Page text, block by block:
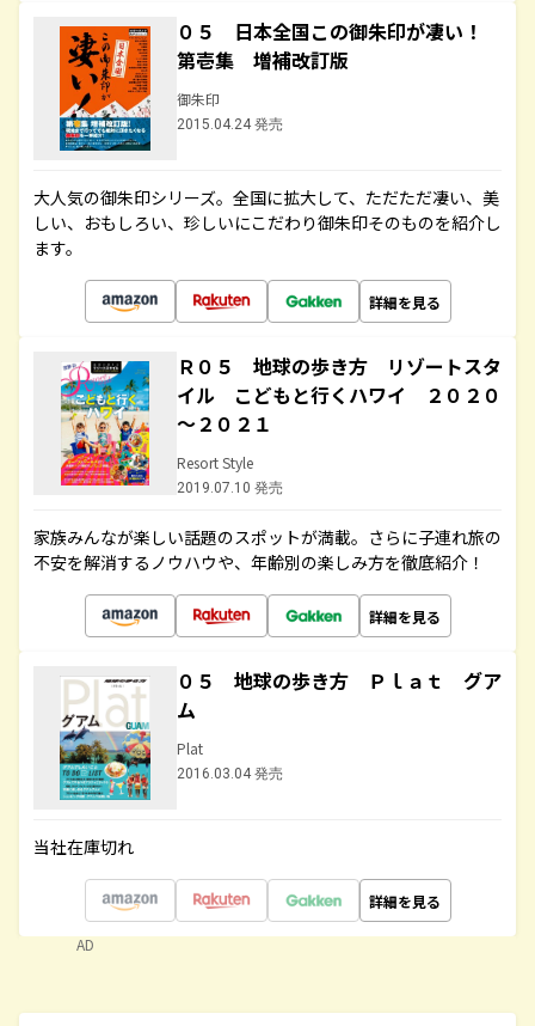
０５ 日本全国この御朱印が凄い！
第壱集 増補改訂版
御朱印
2015.04.24 発売
大人気の御朱印シリーズ。全国に拡大して、ただただ凄い、美
しい、おもしろい、珍しいにこだわり御朱印そのものを紹介し
ます。
詳細を見る
Ｒ０５ 地球の歩き方 リゾートスタ
イル こどもと行くハワイ ２０２０
～２０２１
Resort Style
2019.07.10 発売
家族みんなが楽しい話題のスポットが満載。さらに子連れ旅の
不安を解消するノウハウや、年齢別の楽しみ方を徹底紹介！
詳細を見る
０５ 地球の歩き方 Ｐｌａｔ グア
ム
Plat
2016.03.04 発売
当社在庫切れ
詳細を見る
AD